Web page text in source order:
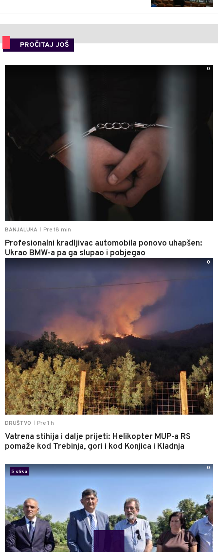
PROČITAJ JOŠ
BANJALUKA Pre 18 min
Profesionalni kradljivac automobila ponovo uhapšen:
Ukrao BMW-a pa ga slupao i pobjegao
0
DRUŠTVO Pre 1 h
Vatrena stihija i dalje prijeti: Helikopter MUP-a RS
pomaže kod Trebinja, gori i kod Konjica i Kladnja
0
5 slika
0